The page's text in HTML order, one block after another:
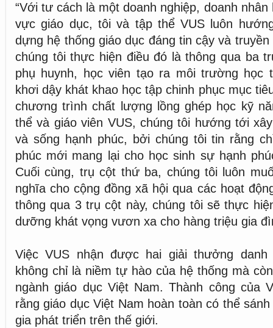
“Với tư cách là một doanh nghiệp, doanh
vực giáo dục, tôi và tập thể VUS luôn
dựng hệ thống giáo dục đáng tin cậy và
chúng tôi thực hiện điều đó là thông qua ba
phụ huynh, học viên tạo ra môi trường học
khơi dậy khát khao học tập chinh phục mục
chương trình chất lượng lồng ghép học kỹ
thể và giáo viên VUS, chúng tôi hướng tới
và sống hạnh phúc, bởi chúng tôi tin rằng
phúc mới mang lại cho học sinh sự hạnh
Cuối cùng, trụ cột thứ ba, chúng tôi luôn
nghĩa cho cộng đồng xã hội qua các hoạt
thông qua 3 trụ cột này, chúng tôi sẽ thực
dưỡng khát vọng vươn xa cho hàng triệu gia
Việc VUS nhận được hai giải thưởng danh
không chỉ là niềm tự hào của hệ thống mà
ngành giáo dục Việt Nam. Thành công của
rằng giáo dục Việt Nam hoàn toàn có thể
gia phát triển trên thế giới.